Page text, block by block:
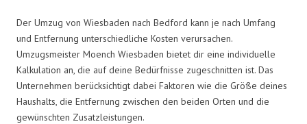
Der Umzug von Wiesbaden nach Bedford kann je nach Umfang
und Entfernung unterschiedliche Kosten verursachen.
Umzugsmeister Moench Wiesbaden bietet dir eine individuelle
Kalkulation an, die auf deine Bedürfnisse zugeschnitten ist. Das
Unternehmen berücksichtigt dabei Faktoren wie die Größe deines
Haushalts, die Entfernung zwischen den beiden Orten und die
gewünschten Zusatzleistungen.